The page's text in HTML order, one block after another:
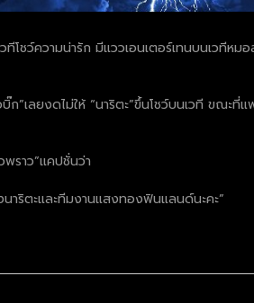
ว์ความน่ารัก มีแววเอนเตอร์เทนบนเวทีหมอ
เลยงดไม่ให้ “นาริตะ”ขึ้นโชว์บนเวที ขณะที่
ราว”แคปชั่นว่า
ริตะและทีมงานแสงทองฟินแลนด์นะคะ”